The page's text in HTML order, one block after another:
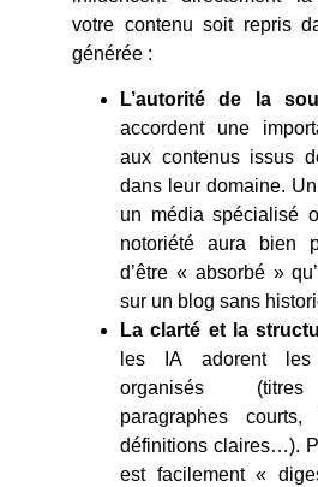
votre contenu soit repris
générée :
L’autorité de la
accordent une
aux contenus issus
dans leur domaine.
un média spécialisé
notoriété aura bien
d’être « absorbé »
sur un blog sans
La clarté et la
les IA adorent les
organisés (titres
paragraphes
définitions claires…).
est facilement «